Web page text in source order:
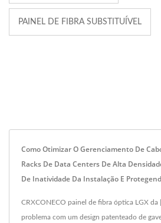
PAINEL DE FIBRA SUBSTITUÍVEL
Como Otimizar O Gerenciamento De
Racks De Data Centers De Alta
De Inatividade Da Instalação E
CRXCONECO painel de fibra óptica LGX da
problema com um design patenteado de